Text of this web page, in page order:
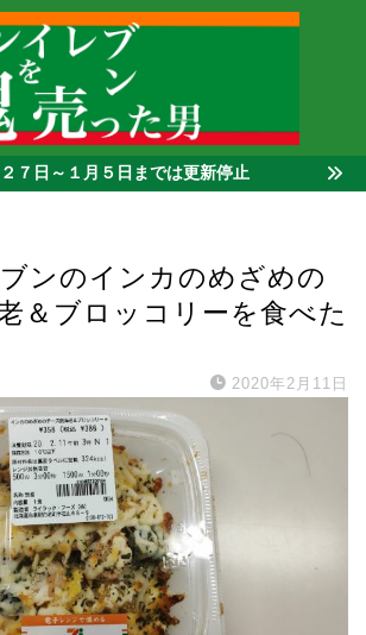
７日～１月５日までは更新停止
ンのインカのめざめの
＆ブロッコリーを食べた
2020年2月11日